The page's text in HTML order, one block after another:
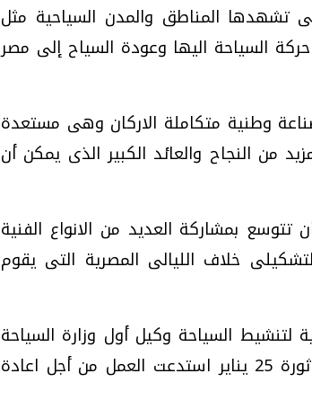
تشهدها المناطق والمدن السياحية مثل
السياحة اليها وعودة السياح إلى مصر
وطنية متكاملة الاركان وهى مستعدة
من النجاح والعائد الكبير الذى يمكن أن
تتوسع بمشاركة العديد من الانواع الفنية
خلاف الليالى المصرية التى يقوم
لتنشيط السياحة وكيل أول وزارة السياحة
أحمد شكرى إن مصر مرت بظروف استثنائية بعد ثورة 25 يناير استدعت العمل من أجل اعادة